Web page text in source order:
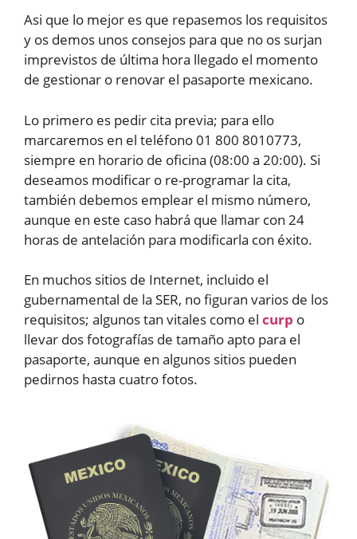
Asi que lo mejor es que repasemos los requisitos
y os demos unos consejos para que no os surjan
imprevistos de última hora llegado el momento
de gestionar o renovar el pasaporte mexicano.
Lo primero es pedir cita previa; para ello
marcaremos en el teléfono 01 800 8010773,
siempre en horario de oficina (08:00 a 20:00). Si
deseamos modificar o re-programar la cita,
también debemos emplear el mismo número,
aunque en este caso habrá que llamar con 24
horas de antelación para modificarla con éxito.
En muchos sitios de Internet, incluido el
gubernamental de la SER, no figuran varios de los
requisitos; algunos tan vitales como el curp o
llevar dos fotografías de tamaño apto para el
pasaporte, aunque en algunos sitios pueden
pedirnos hasta cuatro fotos.